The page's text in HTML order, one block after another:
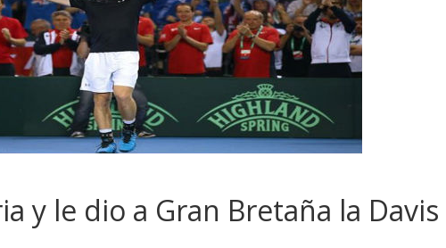
y le dio a Gran Bretaña la Davis